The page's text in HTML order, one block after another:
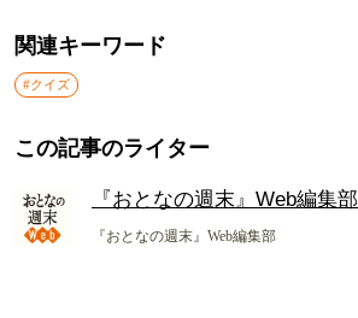
関連キーワード
#クイズ
この記事のライター
『おとなの週末』Web編集部
『おとなの週末』Web編集部